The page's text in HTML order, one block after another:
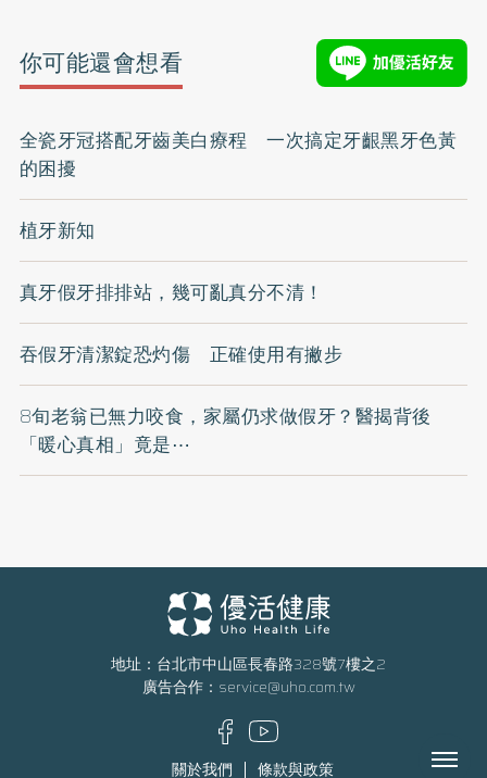
你可能還會想看
全瓷牙冠搭配牙齒美白療程 一次搞定牙齦黑牙色黃
的困擾
植牙新知
真牙假牙排排站，幾可亂真分不清！
吞假牙清潔錠恐灼傷 正確使用有撇步
8旬老翁已無力咬食，家屬仍求做假牙？醫揭背後
「暖心真相」竟是⋯
地址：台北市中山區長春路328號7樓之2
廣告合作： service@uho.com.tw
關於我們 條款與政策 Menu